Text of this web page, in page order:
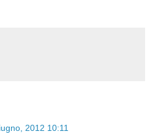
2012 10:11